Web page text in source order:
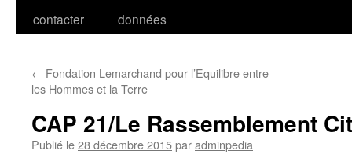
contacter
données
← Fondation Lemarchand pour l’Equilibre entre
les Hommes et la Terre
CAP 21/Le Rassemblement
Publié le28 décembre 2015paradminpedia